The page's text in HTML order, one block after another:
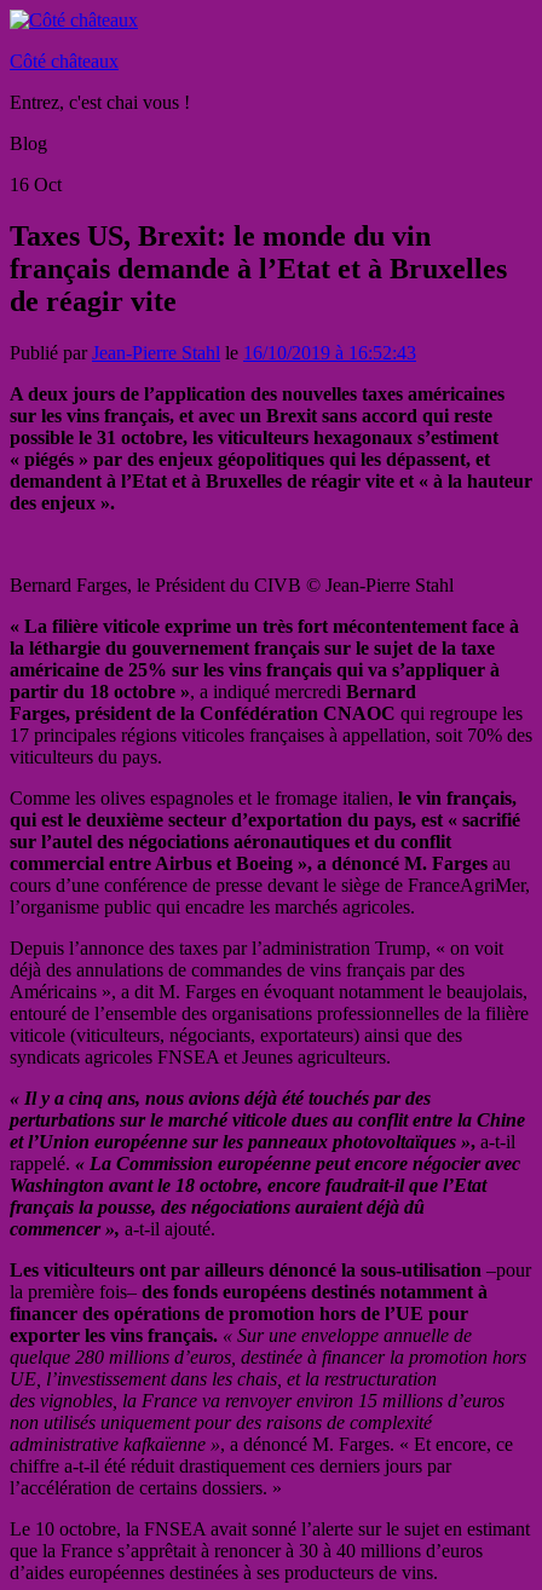
Côté châteaux
Entrez, c'est chai vous !
Blog
16 Oct
Taxes US, Brexit: le monde du vin
français demande à l’Etat et à Bruxelles
de réagir vite
Publié parJean-Pierre Stahl le 16/10/2019 à 16:52:43
A deux jours de l’application des nouvelles taxes américaines
sur les vins français, et avec un Brexit sans accord qui reste
possible le 31 octobre, les viticulteurs hexagonaux s’estiment
« piégés » par des enjeux géopolitiques qui les dépassent, et
demandent à l’Etat et à Bruxelles de réagir vite et « à la hauteur
des enjeux ».
Bernard Farges, le Président du CIVB © Jean-Pierre Stahl
« La filière viticole exprime un très fort mécontentement face à
la léthargie du gouvernement français sur le sujet de la taxe
américaine de 25% sur les vins français qui va s’appliquer à
partir du 18 octobre », a indiqué mercredi Bernard
Farges, président de la Confédération CNAOC qui regroupe les
17 principales régions viticoles françaises à appellation, soit 70% des
viticulteurs du pays.
Comme les olives espagnoles et le fromage italien, le vin français,
qui est le deuxième secteur d’exportation du pays, est « sacrifié
sur l’autel des négociations aéronautiques et du conflit
commercial entre Airbus et Boeing », a dénoncé M. Farges au
cours d’une conférence de presse devant le siège de FranceAgriMer,
l’organisme public qui encadre les marchés agricoles.
Depuis l’annonce des taxes par l’administration Trump, « on voit
déjà des annulations de commandes de vins français par des
Américains », a dit M. Farges en évoquant notamment le beaujolais,
entouré de l’ensemble des organisations professionnelles de la filière
viticole (viticulteurs, négociants, exportateurs) ainsi que des
syndicats agricoles FNSEA et Jeunes agriculteurs.
« Il y a cinq ans, nous avions déjà été touchés par des
perturbations sur le marché viticole dues au conflit entre la Chine
et l’Union européenne sur les panneaux photovoltaïques », a-t-il
rappelé. « La Commission européenne peut encore négocier avec
Washington avant le 18 octobre, encore faudrait-il que l’Etat
français la pousse, des négociations auraient déjà dû
commencer », a-t-il ajouté.
Les viticulteurs ont par ailleurs dénoncé la sous-utilisation –pour
la première fois– des fonds européens destinés notamment à
financer des opérations de promotion hors de l’UE pour
exporter les vins français. « Sur une enveloppe annuelle de
quelque 280 millions d’euros, destinée à financer la promotion hors
UE, l’investissement dans les chais, et la restructuration
des vignobles, la France va renvoyer environ 15 millions d’euros
non utilisés uniquementpour des raisons de complexité
administrative kafkaïenne », a dénoncé M. Farges. « Et encore, ce
chiffre a-t-il été réduit drastiquement ces derniers jours par
l’accélération de certains dossiers. »
Le 10 octobre, la FNSEA avait sonné l’alerte sur le sujet en estimant
que la France s’apprêtait à renoncer à 30 à 40 millions d’euros
d’aides européennes destinées à ses producteurs de vins.